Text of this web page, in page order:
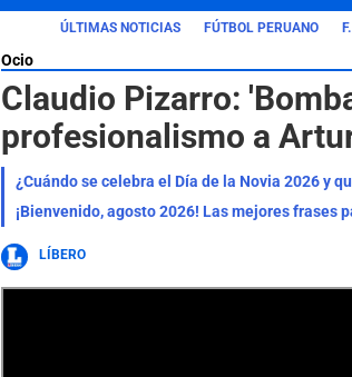
ÚLTIMAS NOTICIAS FÚTBOL PERUANO
Ocio
Claudio Pizarro:
profesionalismo a
¿Cuándo se celebra el Día de la Novia 2026 y
LÍBERO